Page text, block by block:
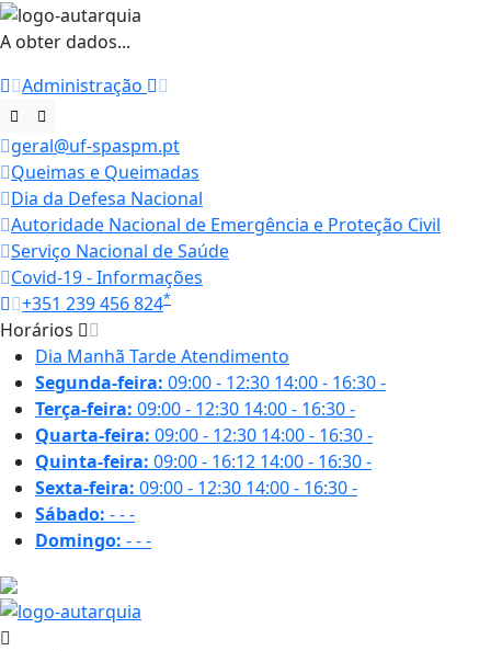
A obter dados...
Administração
geral@uf-spaspm.pt
Queimas e Queimadas
Dia da Defesa Nacional
Autoridade Nacional de Emergência e Proteção Civil
Serviço Nacional de Saúde
Covid-19 - Informações
+351 239 456 824*
Horários
Dia Manhã TardeAtendimento
Segunda-feira: 09:00 - 12:30 14:00 - 16:30-
Terça-feira: 09:00 - 12:30 14:00 - 16:30-
Quarta-feira: 09:00 - 12:30 14:00 - 16:30-
Quinta-feira: 09:00 - 16:12 14:00 - 16:30-
Sexta-feira: 09:00 - 12:30 14:00 - 16:30-
Sábado: ---
Domingo: ---